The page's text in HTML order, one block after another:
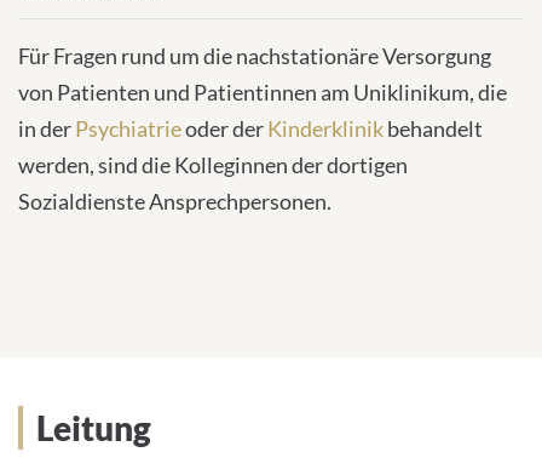
Für Fragen rund um die nachstationäre Versorgung
von Patienten und Patientinnen am Uniklinikum, die
in derPsychiatrieoder derKinderklinikbehandelt
werden, sind die Kolleginnen der dortigen
Sozialdienste Ansprechpersonen.
Leitung